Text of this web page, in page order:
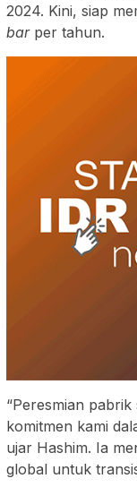
2024. Kini, siap
barper tahun.
“Peresmian
komitmen kami
ujar Hashim. Ia
global untuk